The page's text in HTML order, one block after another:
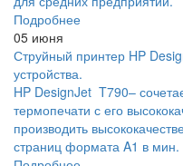
Подробнее
05 июня
Струйный принтер HP
устройства.
HP DesignJet T790–
термопечати с его
производить
страниц формата A1 в мин.